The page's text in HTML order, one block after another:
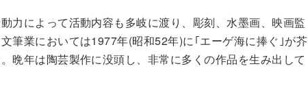
力によって活動内容も多岐に渡り、彫刻、水墨画、映画監
筆業においては1977年(昭和52年)に｢エーゲ海に捧ぐ｣が芥
晩年は陶芸製作に没頭し、非常に多くの作品を生み出して